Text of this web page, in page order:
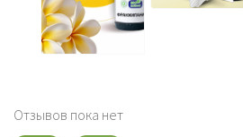
Отзывов пока нет